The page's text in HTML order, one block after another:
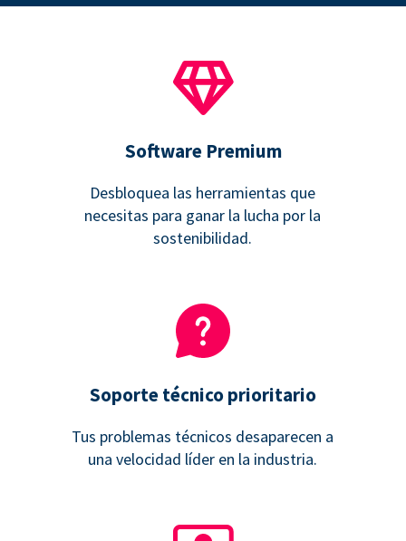
Software Premium
Desbloquea las herramientas que
necesitas para ganar la lucha por la
sostenibilidad.
Soporte técnico prioritario
Tus problemas técnicos desaparecen a
una velocidad líder en la industria.